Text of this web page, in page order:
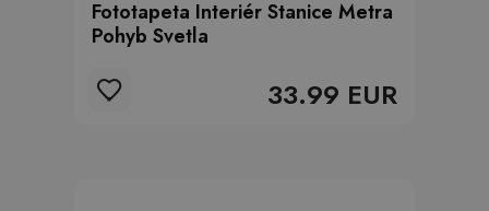
Fototapeta Interiér Stanice Metra
Pohyb Svetla
33.99 EUR